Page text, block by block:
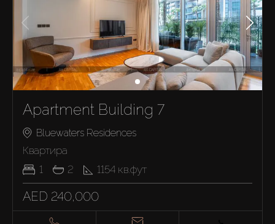
Apartment Building 7
Bluewaters Residences
Квартира
1
2 1154 кв.фут
AED 240,000